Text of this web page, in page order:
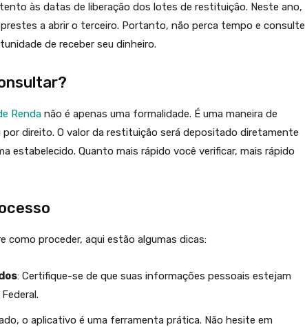
às datas de liberação dos lotes de restituição. Neste ano,
a abrir o terceiro. Portanto, não perca tempo e consulte
de receber seu dinheiro.
Renda não é apenas uma formalidade. É uma maneira de
por direito. O valor da restituição será depositado diretamente
estabelecido. Quanto mais rápido você verificar, mais rápido
como proceder, aqui estão algumas dicas:
: Certifique-se de que suas informações pessoais estejam
o aplicativo é uma ferramenta prática. Não hesite em